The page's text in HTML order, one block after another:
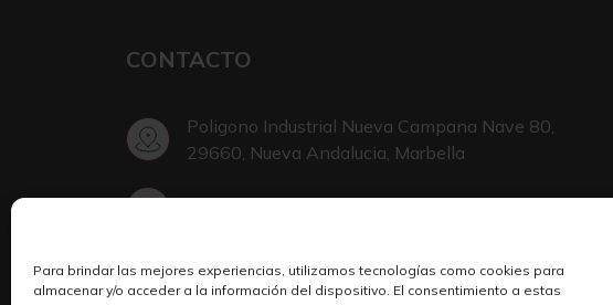
Para brindar las mejores experiencias, utilizamos tecnologías como cookies para
almacenar y/o acceder a la información del dispositivo. El consentimiento a estas
CONTACTO
Poligono Industrial Nueva Campana Nave 80,
29660, Nueva Andalucia, Marbella
Escribir en Telegram